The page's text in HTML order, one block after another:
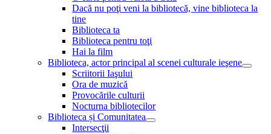
Dacă nu poţi veni la bibliotecă, vine biblioteca la
tine
Biblioteca ta
Biblioteca pentru toţi
Hai la film
Biblioteca, actor principal al scenei culturale ieşene
Scriitorii Iaşului
Ora de muzică
Provocările culturii
Nocturna bibliotecilor
Biblioteca și Comunitatea
Intersecţii